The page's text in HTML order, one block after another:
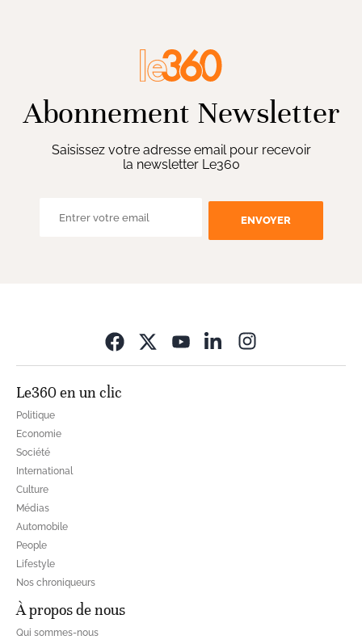
Abonnement Newsletter
Saisissez votre adresse email pour recevoir
la newsletter Le360
ENVOYER
Le360 en un clic
Politique
Economie
Société
International
Culture
Médias
Automobile
People
Lifestyle
Nos chroniqueurs
À propos de nous
Qui sommes-nous